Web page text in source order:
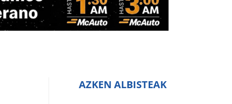
AZKEN ALBISTEAK